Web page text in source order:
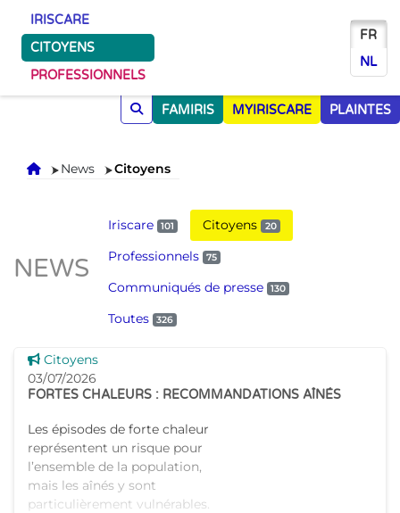
IRISCARE
CITOYENS
PROFESSIONNELS
FR
NL
FAMIRIS MYIRISCARE PLAINTES
Accueil
News Citoyens
NEWS
Iriscare 101 Citoyens 20
Professionnels 75
Communiqués de presse 130
Toutes 326
Voir cette news
Citoyens
03/07/2026
FORTES CHALEURS : RECOMMANDATIONS AÎNÉS
Les épisodes de forte chaleur
représentent un risque pour
l’ensemble de la population,
mais les aînés y sont
particulièrement vulnérables.